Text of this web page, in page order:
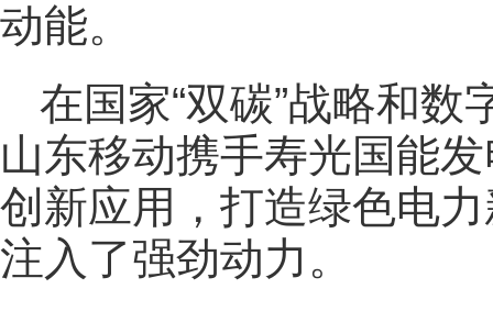
动能。
在国家“双碳”战略和
山东移动携手寿光国能
创新应用，打造绿色电
注入了强劲动力。